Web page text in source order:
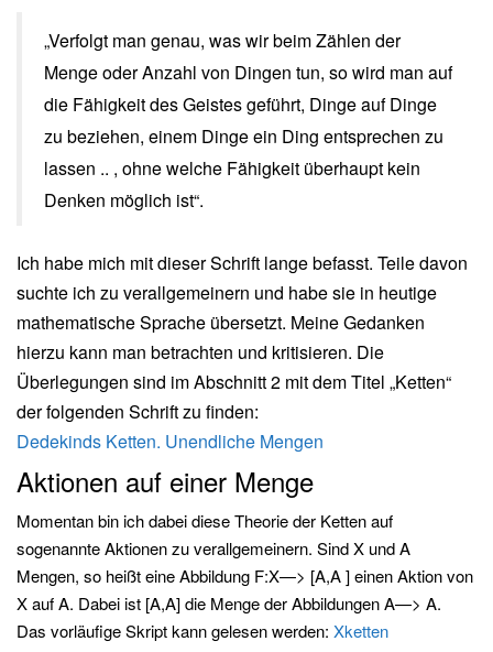
„Verfolgt man genau, was wir beim Zählen der
Menge oder Anzahl von Dingen tun, so wird man auf
die Fähigkeit des Geistes geführt, Dinge auf Dinge
zu beziehen, einem Dinge ein Ding entsprechen zu
lassen .. , ohne welche Fähigkeit überhaupt kein
Denken möglich ist“.
Ich habe mich mit dieser Schrift lange befasst. Teile davon
suchte ich zu verallgemeinern und habe sie in heutige
mathematische Sprache übersetzt. Meine Gedanken
hierzu kann man betrachten und kritisieren. Die
Überlegungen sind im Abschnitt 2 mit dem Titel „Ketten“
der folgenden Schrift zu finden:
Dedekinds Ketten. Unendliche Mengen
Aktionen auf einer Menge
Momentan bin ich dabei diese Theorie der Ketten auf
sogenannte Aktionen zu verallgemeinern. Sind X und A
Mengen, so heißt eine Abbildung F:X—> [A,A ] einen Aktion von
X auf A. Dabei ist [A,A] die Menge der Abbildungen A—> A.
Das vorläufige Skript kann gelesen werden: Xketten